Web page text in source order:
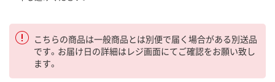
こちらの商品は一般商品とは別便で届く場合がある別送品
です。お届け日の詳細はレジ画面にてご確認をお願い致し
ます。